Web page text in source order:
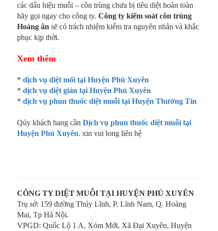
các dấu hiệu muỗi – côn trùng chưa bị tiêu diệt hoàn toàn
hãy gọi ngay cho công ty. Công ty kiểm soát côn trùng
Hoàng ân sẽ có trách nhiệm kiểm tra nguyên nhân và khắc
phục kịp thời.
Xem thêm
* dịch vụ diệt mối tại Huyện Phú Xuyên
* dịch vụ diệt gián tại Huyện Phú Xuyên
* dịch vụ phun thuốc diệt muỗi tại Huyện Thường Tín
Qúy khách hang cần Dịch vụ phun thuốc diệt muỗi tại
Huyện Phú Xuyên. xin vui long liên hệ
CÔNG TY DIỆT MUỖI TẠI HUYỆN PHÚ XUYÊN
Trụ sở: 159 đường Thúy Lĩnh, P. Lĩnh Nam, Q. Hoàng
Mai, Tp Hà Nội.
VPGD: Quốc Lộ 1 A, Xóm Mới, Xã Đại Xuyên, Huyện